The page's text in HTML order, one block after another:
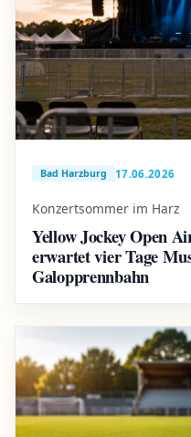
Bad Harzburg 17.06.2026
Konzertsommer im Harz
Yellow Jockey Open
erwartet vier Tage
Galopprennbahn